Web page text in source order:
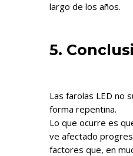
largo de los años.
5.
Las farolas LED no
forma repentina.
Lo que ocurre es
ve afectado
factores que, en